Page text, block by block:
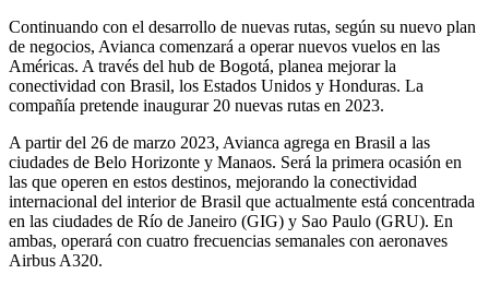
Continuando con el desarrollo de nuevas rutas, según su nuevo plan
de negocios, Avianca comenzará a operar nuevos vuelos en las
Américas. A través del hub de Bogotá, planea mejorar la
conectividad con Brasil, los Estados Unidos y Honduras. La
compañía pretende inaugurar 20 nuevas rutas en 2023.
A partir del 26 de marzo 2023, Avianca agrega en Brasil a las
ciudades de Belo Horizonte y Manaos. Será la primera ocasión en
las que operen en estos destinos, mejorando la conectividad
internacional del interior de Brasil que actualmente está concentrada
en las ciudades de Río de Janeiro (GIG) y Sao Paulo (GRU). En
ambas, operará con cuatro frecuencias semanales con aeronaves
Airbus A320.